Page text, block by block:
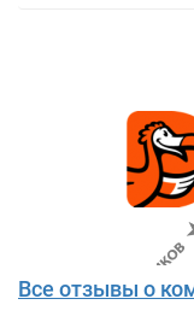
Все отзывы о